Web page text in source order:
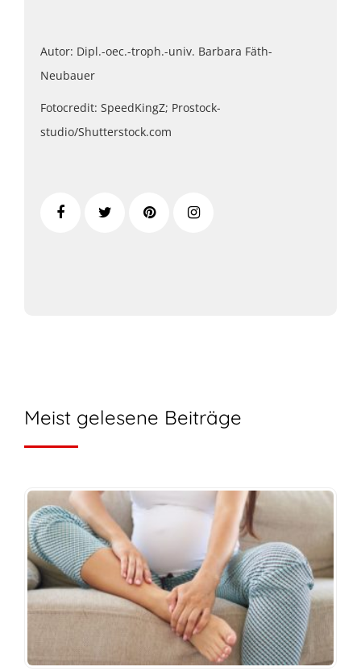
Autor: Dipl.-oec.-troph.-univ. Barbara Fäth-
Neubauer
Fotocredit: SpeedKingZ; Prostock-
studio/Shutterstock.com
Meist gelesene Beiträge